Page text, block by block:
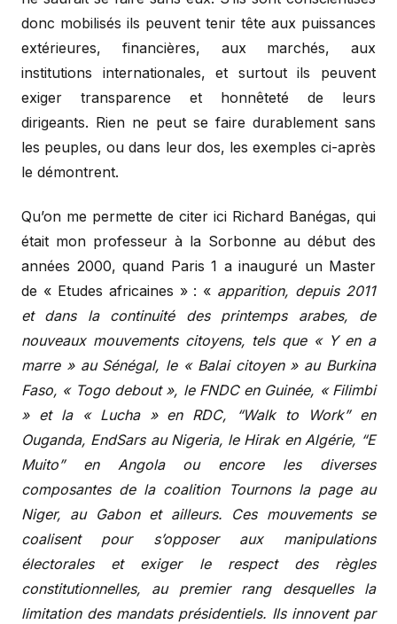
donc mobilisés ils peuvent tenir tête aux puissances
extérieures, financières, aux marchés, aux
institutions internationales, et surtout ils peuvent
exiger transparence et honnêteté de leurs
dirigeants. Rien ne peut se faire durablement sans
les peuples, ou dans leur dos, les exemples ci-après
le démontrent.
Qu’on me permette de citer ici Richard Banégas, qui
était mon professeur à la Sorbonne au début des
années 2000, quand Paris 1 a inauguré un Master
de « Etudes africaines » : « apparition, depuis 2011
et dans la continuité des printemps arabes, de
nouveaux mouvements citoyens, tels que « Y en a
marre » au Sénégal, le « Balai citoyen » au Burkina
Faso, « Togo debout », le FNDC en Guinée, « Filimbi
» et la « Lucha » en RDC, “Walk to Work” en
Ouganda, EndSars au Nigeria, le Hirak en Algérie, “E
Muito” en Angola ou encore les diverses
composantes de la coalition Tournons la page au
Niger, au Gabon et ailleurs. Ces mouvements se
coalisent pour s’opposer aux manipulations
électorales et exiger le respect des règles
constitutionnelles, au premier rang desquelles la
limitation des mandats présidentiels. Ils innovent par